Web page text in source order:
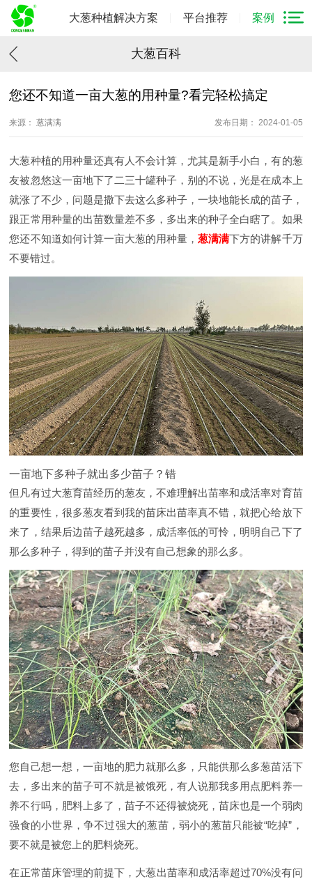
大葱种植解决方案 平台推荐 案例
大葱百科
您还不知道一亩大葱的用种量?看完轻松搞定
来源： 葱满满 发布日期： 2024-01-05
大葱种植的用种量还真有人不会计算，尤其是新手小白，有的葱
友被忽悠这一亩地下了二三十罐种子，别的不说，光是在成本上
就涨了不少，问题是撒下去这么多种子，一块地能长成的苗子，
跟正常用种量的出苗数量差不多，多出来的种子全白瞎了。如果
您还不知道如何计算一亩大葱的用种量，葱满满下方的讲解千万
不要错过。
一亩地下多种子就出多少苗子？错
但凡有过大葱育苗经历的葱友，不难理解出苗率和成活率对育苗
的重要性，很多葱友看到我的苗床出苗率真不错，就把心给放下
来了，结果后边苗子越死越多，成活率低的可怜，明明自己下了
那么多种子，得到的苗子并没有自己想象的那么多。
您自己想一想，一亩地的肥力就那么多，只能供那么多葱苗活下
去，多出来的苗子可不就是被饿死，有人说那我多用点肥料养一
养不行吗，肥料上多了，苗子不还得被烧死，苗床也是一个弱肉
强食的小世界，争不过强大的葱苗，弱小的葱苗只能被“吃掉”，
要不就是被您上的肥料烧死。
在正常苗床管理的前提下，大葱出苗率和成活率超过70%没有问